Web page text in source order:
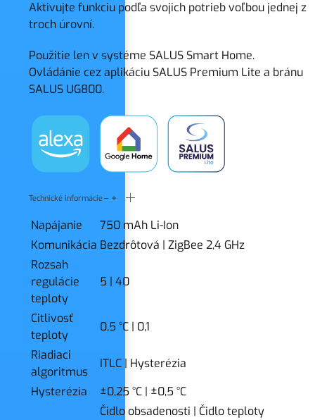
Aktivujte funkciu podľa svojich potrieb voľbou jednej z
troch úrovní.
Použitie len v systéme SALUS Smart Home.
Ovládánie cez aplikáciu SALUS Premium Lite a bránu
SALUS UG800.
Technické informácie
Napájanie
750 mAh Li-Ion
Komunikácia Bezdrôtová | ZigBee 2,4 GHz
Rozsah
regulácie
teploty
5 | 40
Citlivosť
teploty
0,5 °C | 0,1
Riadiaci
algoritmus
ITLC | Hysterézia
Hysterézia
±0,25 °C | ±0,5 °C
Čidlo obsadenosti | Čidlo teploty